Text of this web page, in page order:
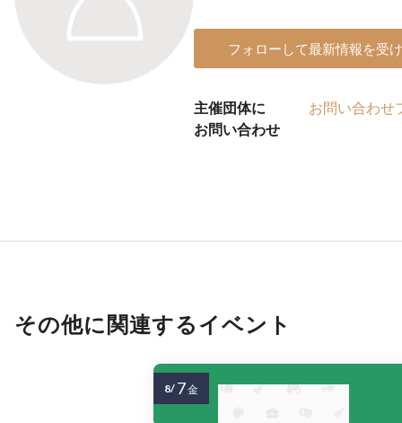
フォローして最新情報を受
主催団体に
お問い合わせ
お問い合わせ
その他に関連するイベント
8/ 7金